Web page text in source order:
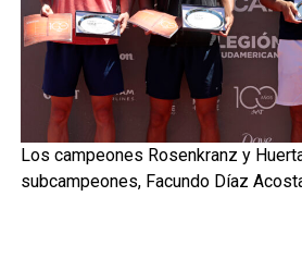
Los campeones Rosenkranz y
subcampeones, Facundo Díaz